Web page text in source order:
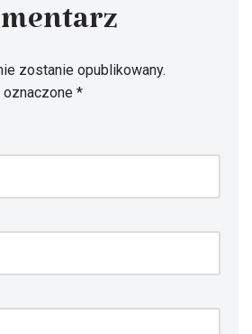
zostanie opublikowany.
oznaczone *